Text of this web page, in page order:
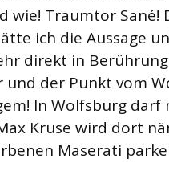
wie! Traumtor
ich die Aussage
direkt in
der Punkt vom
In Wolfsburg
Kruse wird dort
Maserati